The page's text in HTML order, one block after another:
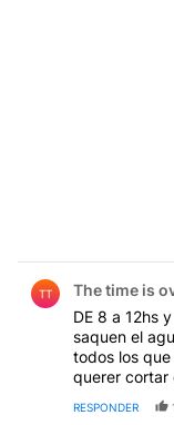
TT The time is
DE 8 a 12hs
saquen el
todos los
querer cortar
RESPONDER